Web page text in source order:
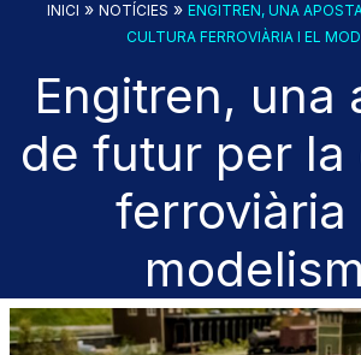
INICI » NOTÍCIES » ENGITREN, UNA
CULTURA FERROVIÀRIA I EL
Engitren, una
de futur per la
ferroviària